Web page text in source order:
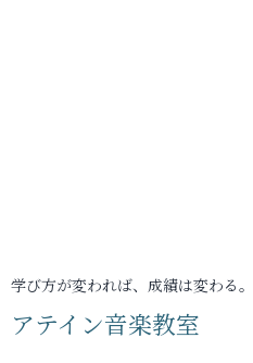
学び方が変われば、成績は変わる。
アテイン音楽教室